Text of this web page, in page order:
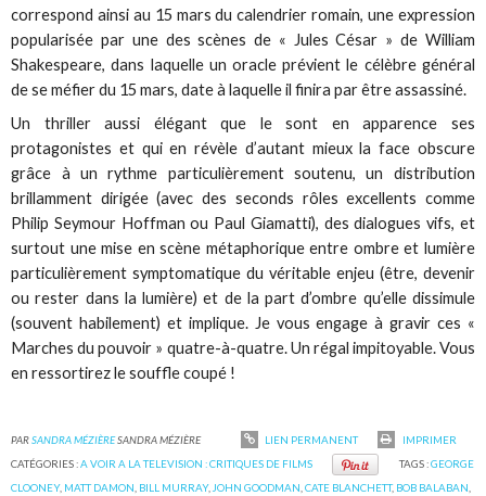
correspond ainsi au 15 mars du calendrier romain, une expression
popularisée par une des scènes de « Jules César » de William
Shakespeare, dans laquelle un oracle prévient le célèbre général
de se méfier du 15 mars, date à laquelle il finira par être assassiné.
Un thriller aussi élégant que le sont en apparence ses
protagonistes et qui en révèle d’autant mieux la face obscure
grâce à un rythme particulièrement soutenu, un distribution
brillamment dirigée (avec des seconds rôles excellents comme
Philip Seymour Hoffman ou Paul Giamatti), des dialogues vifs, et
surtout une mise en scène métaphorique entre ombre et lumière
particulièrement symptomatique du véritable enjeu (être, devenir
ou rester dans la lumière) et de la part d’ombre qu’elle dissimule
(souvent habilement) et implique. Je vous engage à gravir ces «
Marches du pouvoir » quatre-à-quatre. Un régal impitoyable. Vous
en ressortirez le souffle coupé !
PARSANDRA MÉZIÈRESANDRA MÉZIÈRE LIEN PERMANENT
IMPRIMER
CATÉGORIES :A VOIR A LA TELEVISION : CRITIQUES DE FILMS TAGS :GEORGE
CLOONEY, MATT DAMON BILL MURRAY, JOHN GOODMAN ,CATE BLANCHETT, BOB BALABAN